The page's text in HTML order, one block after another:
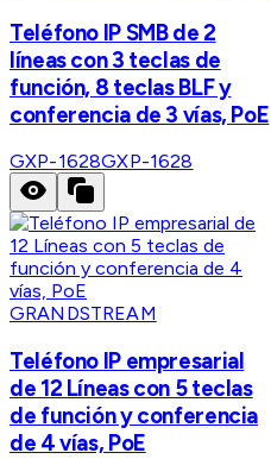
Teléfono IP SMB de 2
líneas con 3 teclas de
función, 8 teclas BLF y
conferencia de 3 vías, PoE
GXP-1628GXP-1628
GRANDSTREAM
Teléfono IP empresarial
de 12 Líneas con 5 teclas
de función y conferencia
de 4 vías, PoE